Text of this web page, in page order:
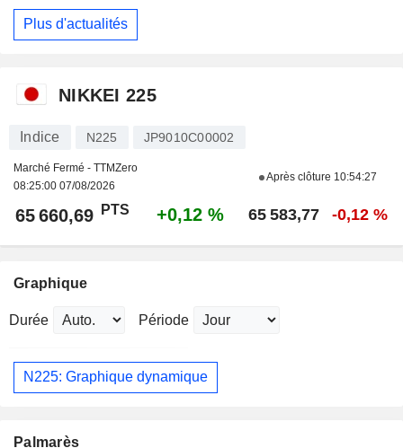
Plus d'actualités
NIKKEI 225
Indice N225 JP9010C00002
Marché Fermé - TTMZero
08:25:00 07/08/2026
Après clôture 10:54:27
65 660,69 PTS +0,12 % 65 583,77 -0,12 %
Graphique
Durée Période
N225: Graphique dynamique
Palmarès